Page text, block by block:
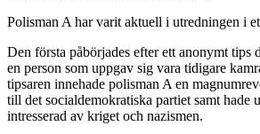
Polisman A har varit aktuell i utredningen i
Den första påbörjades efter ett anonymt tips
en person som uppgav sig vara tidigare
tipsaren innehade polisman A en
till det socialdemokratiska partiet samt hade
intresserad av kriget och nazismen.